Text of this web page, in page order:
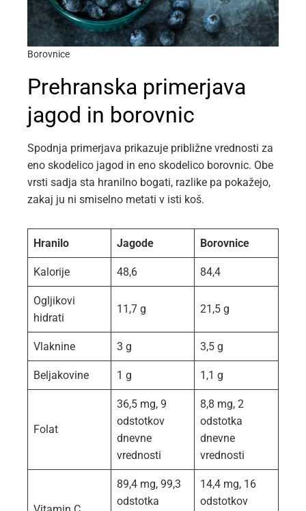
Borovnice
Prehranska primerjava
jagod in borovnic
Spodnja primerjava prikazuje približne vrednosti za
eno skodelico jagod in eno skodelico borovnic. Obe
vrsti sadja sta hranilno bogati, razlike pa pokažejo,
zakaj ju ni smiselno metati v isti koš.
Hranilo Jagode Borovnice
Kalorije 48,6 84,4
Ogljikovi
hidrati
11,7 g 21,5 g
Vlaknine 3 g 3,5 g
Beljakovine 1 g 1,1 g
Folat
36,5 mg, 9
odstotkov
dnevne
vrednosti
8,8 mg, 2
odstotka
dnevne
vrednosti
89,4 mg, 99,3
odstotka
14,4 mg, 16
odstotkov